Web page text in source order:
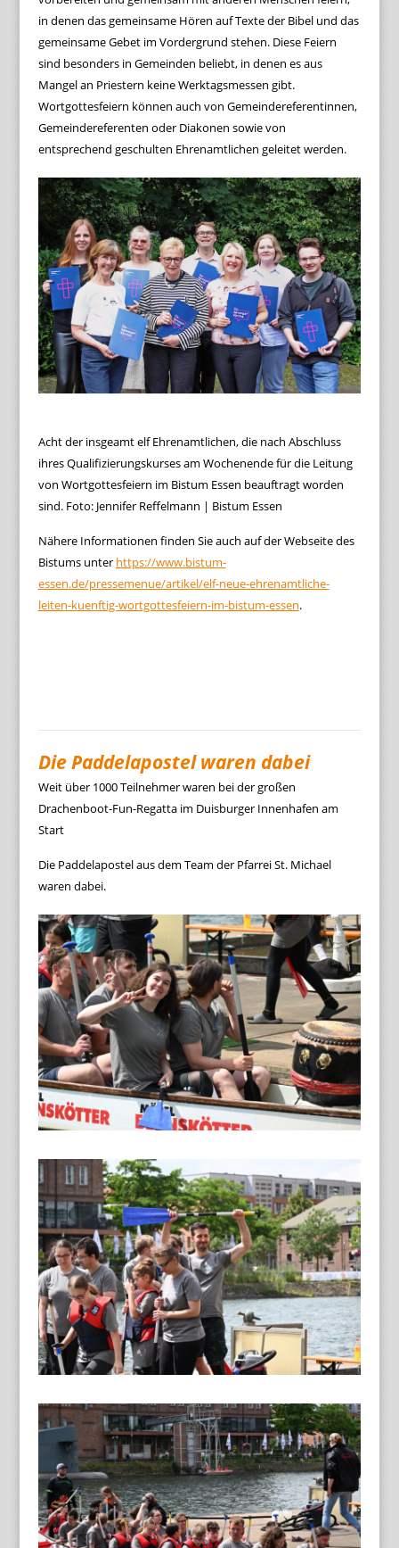
in denen das gemeinsame Hören auf Texte der Bibel und das
gemeinsame Gebet im Vordergrund stehen. Diese Feiern
sind besonders in Gemeinden beliebt, in denen es aus
Mangel an Priestern keine Werktagsmessen gibt.
Wortgottesfeiern können auch von Gemeindereferentinnen,
Gemeindereferenten oder Diakonen sowie von
entsprechend geschulten Ehrenamtlichen geleitet werden.
Acht der insgeamt elf Ehrenamtlichen, die nach Abschluss
ihres Qualifizierungskurses am Wochenende für die Leitung
von Wortgottesfeiern im Bistum Essen beauftragt worden
sind. Foto: Jennifer Reffelmann | Bistum Essen
Nähere Informationen finden Sie auch auf der Webseite des
Bistums unter https://www.bistum-
essen.de/pressemenue/artikel/elf-neue-ehrenamtliche-
leiten-kuenftig-wortgottesfeiern-im-bistum-essen.
Die Paddelapostel waren dabei
Weit über 1000 Teilnehmer waren bei der großen
Drachenboot-Fun-Regatta im Duisburger Innenhafen am
Start
Die Paddelapostel aus dem Team der Pfarrei St. Michael
waren dabei.